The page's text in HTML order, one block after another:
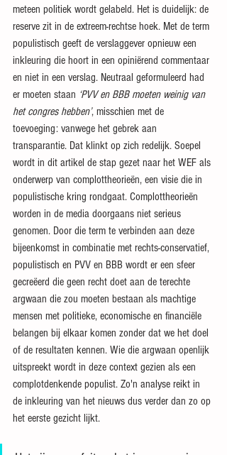
meteen politiek wordt gelabeld. Het is duidelijk: de
reserve zit in de extreem-rechtse hoek. Met de term
populistisch geeft de verslaggever opnieuw een
inkleuring die hoort in een opiniërend commentaar
en niet in een verslag. Neutraal geformuleerd had
er moeten staan ‘PVV en BBB moeten weinig van
het congres hebben’, misschien met de
toevoeging: vanwege het gebrek aan
transparantie. Dat klinkt op zich redelijk. Soepel
wordt in dit artikel de stap gezet naar het WEF als
onderwerp van complottheorieën, een visie die in
populistische kring rondgaat. Complottheorieën
worden in de media doorgaans niet serieus
genomen. Door die term te verbinden aan deze
bijeenkomst in combinatie met rechts-conservatief,
populistisch en PVV en BBB wordt er een sfeer
gecreëerd die geen recht doet aan de terechte
argwaan die zou moeten bestaan als machtige
mensen met politieke, economische en financiële
belangen bij elkaar komen zonder dat we het doel
of de resultaten kennen. Wie die argwaan openlijk
uitspreekt wordt in deze context gezien als een
complotdenkende populist. Zo'n analyse reikt in
de inkleuring van het nieuws dus verder dan zo op
het eerste gezicht lijkt.